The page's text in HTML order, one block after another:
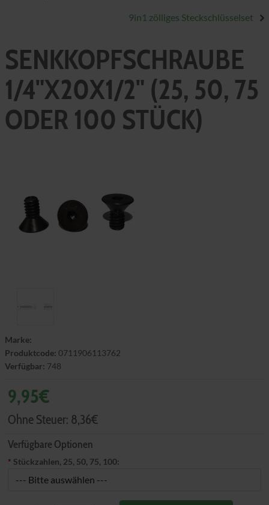
9in1 zölliges Steckschlüsselset
SENKKOPFSCHRAUBE
1/4"X20X1/2" (25, 50, 75
ODER 100 STÜCK)
Marke:
Produktcode: 0711906113762
Verfügbar: 748
9,95€
Ohne Steuer: 8,36€
Verfügbare Optionen
* Stückzahlen, 25, 50, 75, 100: